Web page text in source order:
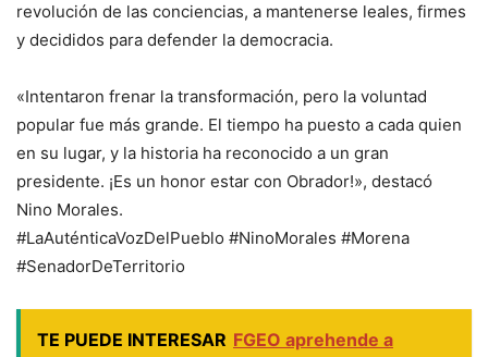
revolución de las conciencias, a mantenerse leales, firmes
y decididos para defender la democracia.
«Intentaron frenar la transformación, pero la voluntad
popular fue más grande. El tiempo ha puesto a cada quien
en su lugar, y la historia ha reconocido a un gran
presidente. ¡Es un honor estar con Obrador!», destacó
Nino Morales.
#LaAuténticaVozDelPueblo #NinoMorales #Morena
#SenadorDeTerritorio
TE PUEDE INTERESAR FGEO aprehende a